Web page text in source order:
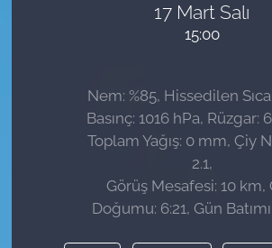
17 Mart Salı
15:00
Nem: %85, Hissedilen
Basınç: 1016 hPa, Rüzgar:
Toplam Yağış: 0 mm, Çiy
2.1,
Görüş Mesafesi: 10 km,
Doğumu: 6:21, Gün